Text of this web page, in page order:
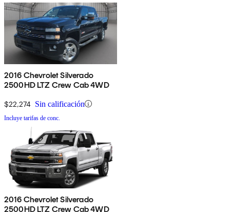
2016 Chevrolet Silverado
2500HD LTZ Crew Cab 4WD
$22,274 Sin calificación
Incluye tarifas de conc.
2016 Chevrolet Silverado
2500HD LTZ Crew Cab 4WD